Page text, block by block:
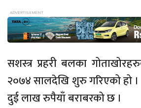
सशस्त्र प्रहरी बलका
२०७४ सालदेखि शुरु गरिएको हो ।
दुई लाख रुपैयाँ बराबरको छ ।